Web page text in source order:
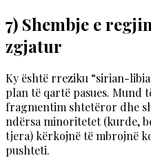
7) Shembje e
zgjatur
Ky është rreziku “sirian-
plan të qartë pasues. Mund
fragmentim shtetëror dhe
ndërsa minoritetet (kurde,
tjera) kërkojnë të mbrojnë
pushteti.